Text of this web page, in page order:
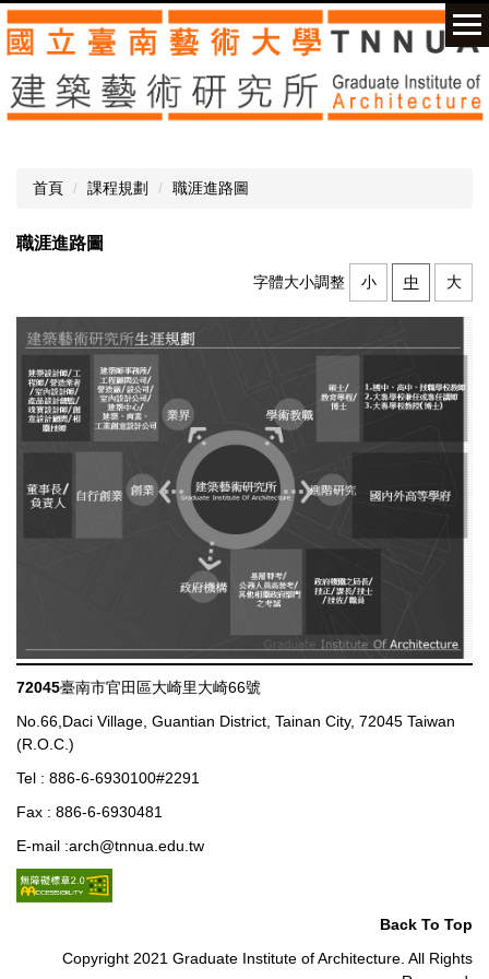
跳
到
主
要
內
首頁 課程規劃 職涯進路圖
職涯進路圖
字體大小調整 小 中 大
72045臺南市官田區大崎里大崎66號
No.66,Daci Village, Guantian District, Tainan City, 72045 Taiwan
(R.O.C.)
Tel : 886-6-6930100#2291
Fax : 886-6-6930481
E-mail :arch@tnnua.edu.tw
Back To Top
Copyright 2021 Graduate Institute of Architecture. All Rights